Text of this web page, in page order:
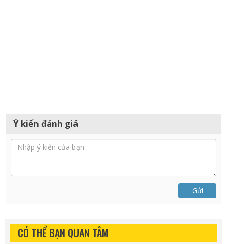
Ý kiến đánh giá
Gửi
CÓ THỂ BẠN QUAN TÂM